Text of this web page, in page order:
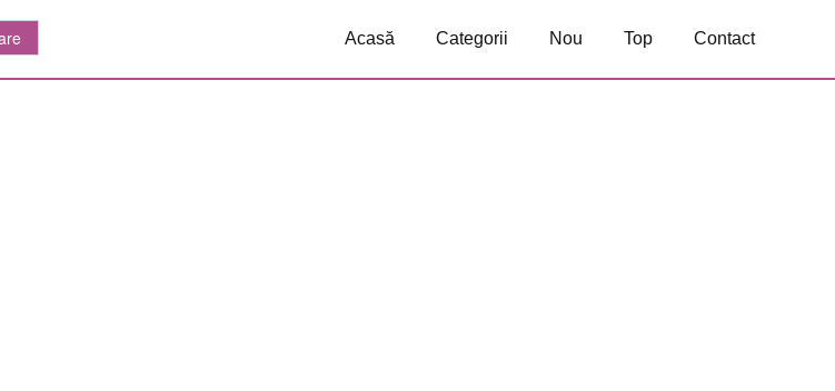
Acasă Categorii Nou Top Contact